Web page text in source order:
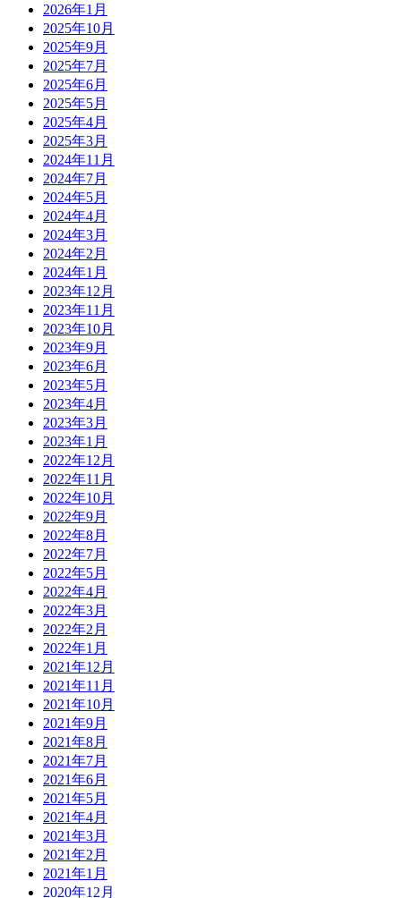
2026年1月
2025年10月
2025年9月
2025年7月
2025年6月
2025年5月
2025年4月
2025年3月
2024年11月
2024年7月
2024年5月
2024年4月
2024年3月
2024年2月
2024年1月
2023年12月
2023年11月
2023年10月
2023年9月
2023年6月
2023年5月
2023年4月
2023年3月
2023年1月
2022年12月
2022年11月
2022年10月
2022年9月
2022年8月
2022年7月
2022年5月
2022年4月
2022年3月
2022年2月
2022年1月
2021年12月
2021年11月
2021年10月
2021年9月
2021年8月
2021年7月
2021年6月
2021年5月
2021年4月
2021年3月
2021年2月
2021年1月
2020年12月